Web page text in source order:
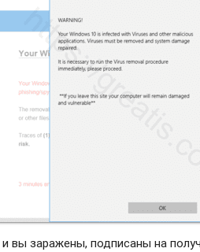
вы заражены, подписаны на